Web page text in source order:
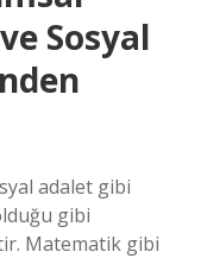
Sosyal
adalet gibi
gibi
Matematik gibi